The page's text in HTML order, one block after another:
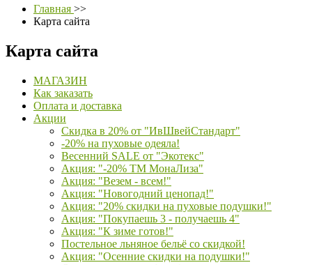
Главная >>
Карта сайта
Карта сайта
МАГАЗИН
Как заказать
Оплата и доставка
Акции
Скидка в 20% от "ИвШвейСтандарт"
-20% на пуховые одеяла!
Весенний SALE от "Экотекс"
Акция: "-20% ТМ МонаЛиза"
Акция: "Везем - всем!"
Акция: "Новогодний ценопад!"
Акция: "20% скидки на пуховые подушки!"
Акция: "Покупаешь 3 - получаешь 4"
Акция: "К зиме готов!"
Постельное льняное бельё со скидкой!
Акция: "Осенние скидки на подушки!"